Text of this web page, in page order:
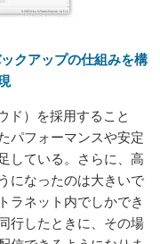
クアップの仕組みを構
ド）を採用すること
パフォーマンスや安定
している。さらに、高
になったのは大きいで
ラネット内でしかでき
行したときに、その場